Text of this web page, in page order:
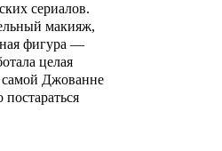
сериалов.
макияж,
фигура —
целая
Джованне